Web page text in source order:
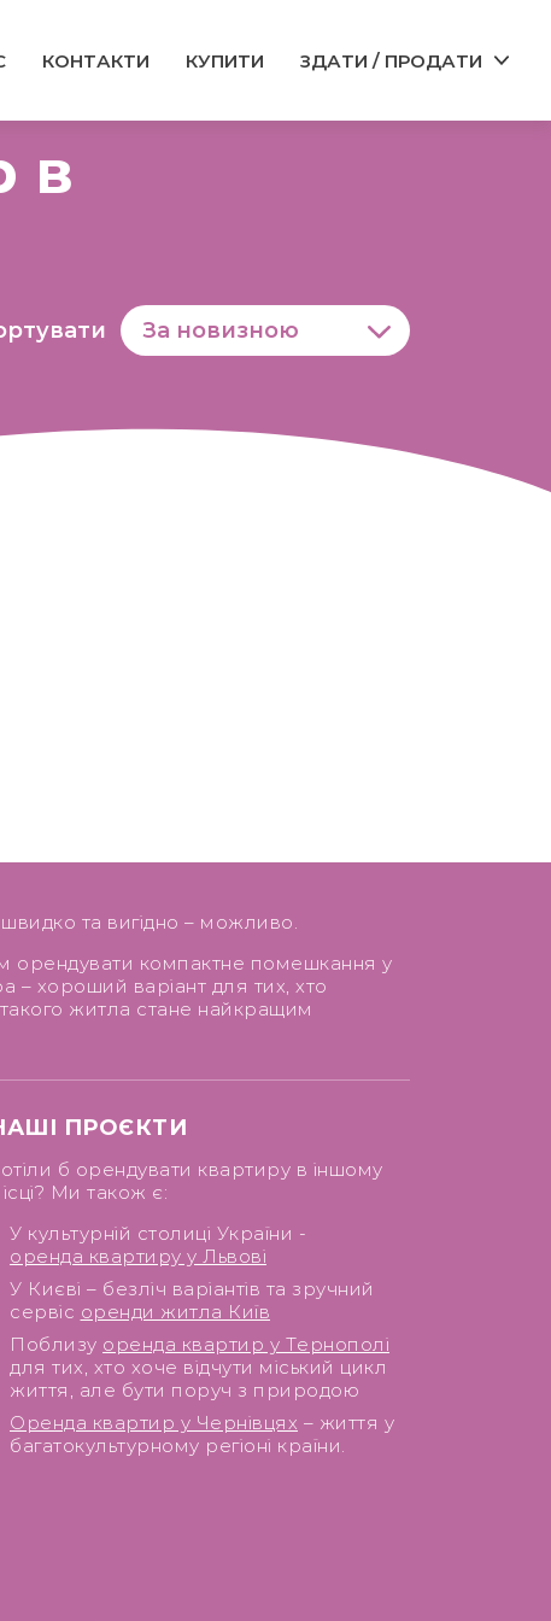
КОНТАКТИ КУПИТИ ЗДАТИ / ПРОДАТИ
в
та вигідно – можливо.
компактне помешкання у
– хороший варіант для тих, хто
житла стане найкращим
ПРОЄКТИ
б орендувати квартиру в іншому
Ми також є:
У культурній столиці України -
оренда квартиру у Львові
У Києві – безліч варіантів та зручний
сервіс оренди житла Київ
Поблизу оренда квартир у Тернополі
для тих, хто хоче відчути міський цикл
життя, але бути поруч з природою
Оренда квартир у Чернівцях – життя у
багатокультурному регіоні країни.